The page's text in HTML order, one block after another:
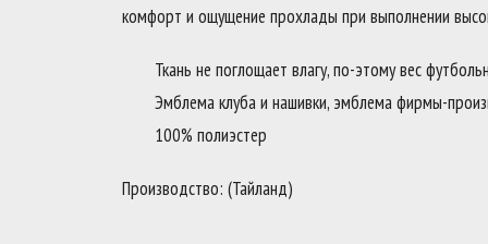
комфорт и ощущение прохлады при выполнении
Ткань не поглощает влагу, по-этому вес
Эмблема клуба и нашивки, эмблема фирмы-
100% полиэстер
Производство: (Тайланд)